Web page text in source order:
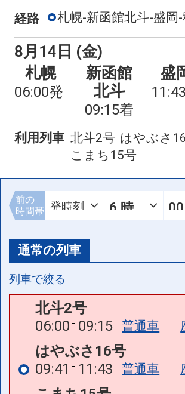
経路 札幌-新函館北斗-盛岡-
8月14日 (金)
札幌
06:00発
新函館
北斗
09:15着
盛
利用列車 北斗2号 はやぶさ
こまち15号
前の
時間帯
通常の列車
列車で絞る
北斗2号
06:00 09:15 普通車
はやぶさ16号
09:41
11:43 普通車